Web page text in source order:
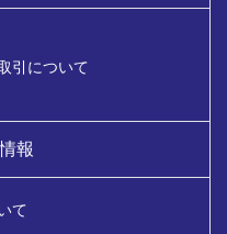
引について
報
て